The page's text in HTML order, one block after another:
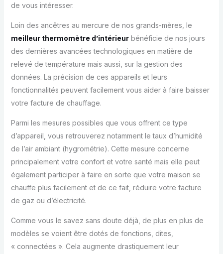
de vous intéresser.
Loin des ancêtres au mercure de nos grands-mères, le
meilleur thermomètre d’intérieurbénéficie de nos jours
des dernières avancées technologiques en matière de
relevé de température mais aussi, sur la gestion des
données. La précision de ces appareils et leurs
fonctionnalités peuvent facilement vous aider à faire baisser
votre facture de chauffage.
Parmi les mesures possibles que vous offrent ce type
d’appareil, vous retrouverez notamment le taux d’humidité
de l’air ambiant (hygrométrie). Cette mesure concerne
principalement votre confort et votre santé mais elle peut
également participer à faire en sorte que votre maison se
chauffe plus facilement et de ce fait, réduire votre facture
de gaz ou d’électricité.
Comme vous le savez sans doute déjà, de plus en plus de
modèles se voient être dotés de fonctions, dites,
« connectées ». Cela augmente drastiquement leur